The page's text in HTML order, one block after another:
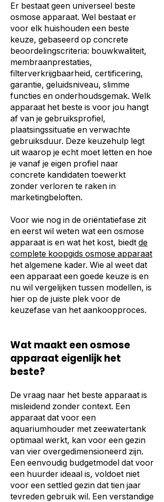
Er bestaat geen universeel beste
osmose apparaat. Wel bestaat er
voor elk huishouden een beste
keuze, gebaseerd op concrete
beoordelingscriteria: bouwkwaliteit,
membraanprestaties,
filterverkrijgbaarheid, certificering,
garantie, geluidsniveau, slimme
functies en onderhoudsgemak. Welk
apparaat het beste is voor jou hangt
af van je gebruiksprofiel,
plaatsingssituatie en verwachte
gebruiksduur. Deze keuzehulp legt
uit waarop je echt moet letten en hoe
je vanaf je eigen profiel naar
concrete kandidaten toewerkt
zonder verloren te raken in
marketingbeloften.
Voor wie nog in de oriëntatiefase zit
en eerst wil weten wat een osmose
apparaat is en wat het kost, biedt de
complete koopgids osmose apparaat
het algemene kader. Wie al weet dat
een apparaat een goede keuze is en
nu wil vergelijken tussen modellen, is
hier op de juiste plek voor de
keuzefase van het aankoopproces.
Wat maakt een osmose
apparaat eigenlijk het
beste?
De vraag naar het beste apparaat is
misleidend zonder context. Een
apparaat dat voor een
aquariumhouder met zeewatertank
optimaal werkt, kan voor een gezin
van vier overgedimensioneerd zijn.
Een eenvoudig budgetmodel dat voor
een huurder ideaal is, voldoet niet
voor een settled gezin dat tien jaar
tevreden gebruik wil. Een verstandige